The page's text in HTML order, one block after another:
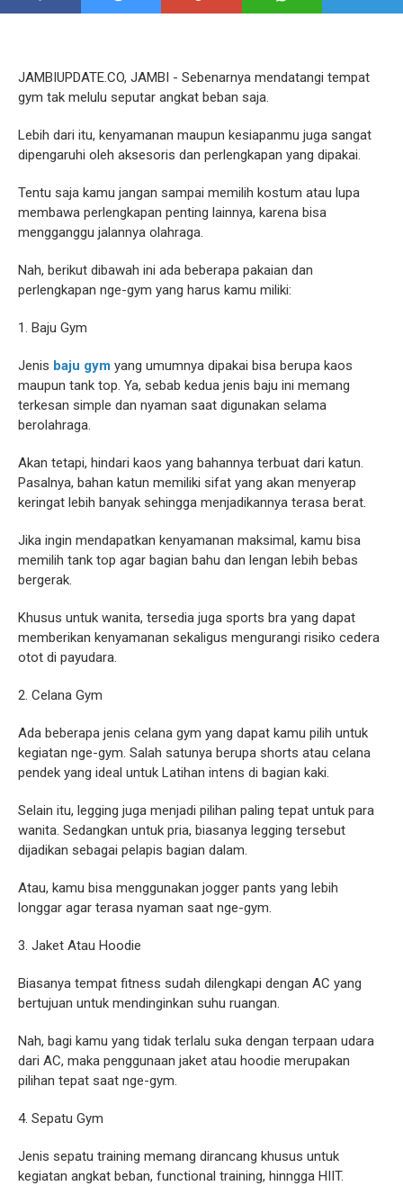
JAMBIUPDATE.CO, JAMBI - Sebenarnya mendatangi tempat
gym tak melulu seputar angkat beban saja.
Lebih dari itu, kenyamanan maupun kesiapanmu juga sangat
dipengaruhi oleh aksesoris dan perlengkapan yang dipakai.
Tentu saja kamu jangan sampai memilih kostum atau lupa
membawa perlengkapan penting lainnya, karena bisa
mengganggu jalannya olahraga.
Nah, berikut dibawah ini ada beberapa pakaian dan
perlengkapan nge-gym yang harus kamu miliki:
1. Baju Gym
Jenis baju gym yang umumnya dipakai bisa berupa kaos
maupun tank top. Ya, sebab kedua jenis baju ini memang
terkesan simple dan nyaman saat digunakan selama
berolahraga.
Akan tetapi, hindari kaos yang bahannya terbuat dari katun.
Pasalnya, bahan katun memiliki sifat yang akan menyerap
keringat lebih banyak sehingga menjadikannya terasa berat.
Jika ingin mendapatkan kenyamanan maksimal, kamu bisa
memilih tank top agar bagian bahu dan lengan lebih bebas
bergerak.
Khusus untuk wanita, tersedia juga sports bra yang dapat
memberikan kenyamanan sekaligus mengurangi risiko cedera
otot di payudara.
2. Celana Gym
Ada beberapa jenis celana gym yang dapat kamu pilih untuk
kegiatan nge-gym. Salah satunya berupa shorts atau celana
pendek yang ideal untuk Latihan intens di bagian kaki.
Selain itu, legging juga menjadi pilihan paling tepat untuk para
wanita. Sedangkan untuk pria, biasanya legging tersebut
dijadikan sebagai pelapis bagian dalam.
Atau, kamu bisa menggunakan jogger pants yang lebih
longgar agar terasa nyaman saat nge-gym.
3. Jaket Atau Hoodie
Biasanya tempat fitness sudah dilengkapi dengan AC yang
bertujuan untuk mendinginkan suhu ruangan.
Nah, bagi kamu yang tidak terlalu suka dengan terpaan udara
dari AC, maka penggunaan jaket atau hoodie merupakan
pilihan tepat saat nge-gym.
4. Sepatu Gym
Jenis sepatu training memang dirancang khusus untuk
kegiatan angkat beban, functional training, hinngga HIIT.